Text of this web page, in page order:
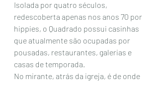
Isolada por quatro séculos,
redescoberta apenas nos anos 70 por
hippies, o Quadrado possui casinhas
que atualmente são ocupadas por
pousadas, restaurantes, galerias e
casas de temporada.
No mirante, atrás da igreja, é de onde